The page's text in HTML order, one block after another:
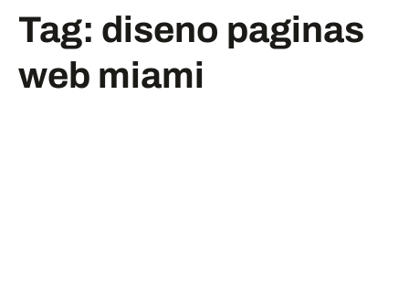
Tag: diseno paginas
web miami